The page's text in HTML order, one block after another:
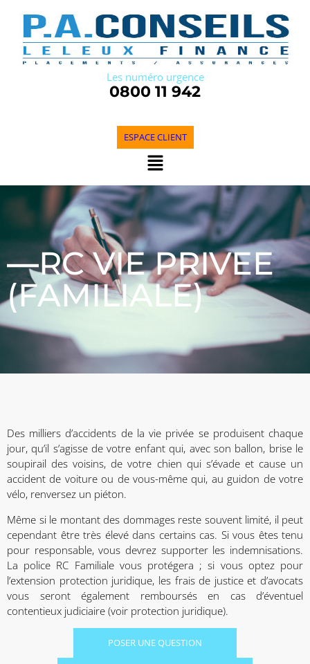
Les numéro urgence
0800 11 942
ESPACE CLIENT
—RC VIE PRIVEE
(FAMILIALE)
Des milliers d’accidents de la vie privée se produisent chaque
jour, qu’il s’agisse de votre enfant qui, avec son ballon, brise le
soupirail des voisins, de votre chien qui s’évade et cause un
accident de voiture ou de vous-même qui, au guidon de votre
vélo, renversez un piéton.
Même si le montant des dommages reste souvent limité, il peut
cependant être très élevé dans certains cas. Si vous êtes tenu
pour responsable, vous devrez supporter les indemnisations.
La police RC Familiale vous protégera ; si vous optez pour
l’extension protection juridique, les frais de justice et d’avocats
vous seront également remboursés en cas d’éventuel
contentieux judiciaire (voir protection juridique).
POSER UNE QUESTION